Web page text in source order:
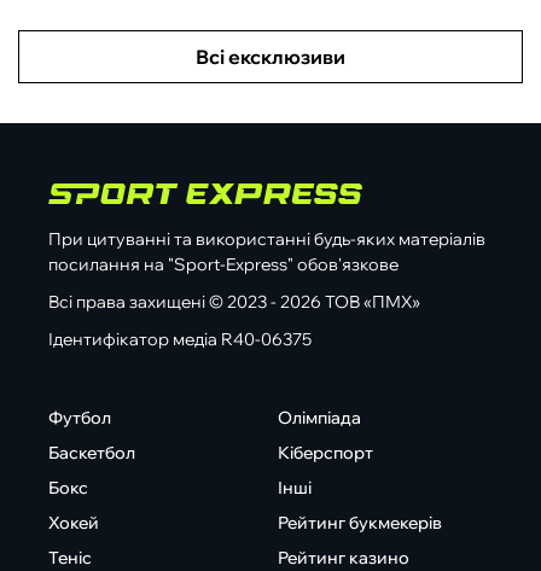
Всі ексклюзиви
При цитуванні та використанні будь-яких матеріалів
посилання на "Sport-Express" обов'язкове
Всі права захищені © 2023 - 2026 ТОВ «ПМХ»
Ідентифікатор медіа R40-06375
Футбол
Баскетбол
Бокс
Хокей
Теніс
Олімпіада
Кіберспорт
Інші
Рейтинг букмекерів
Рейтинг казино